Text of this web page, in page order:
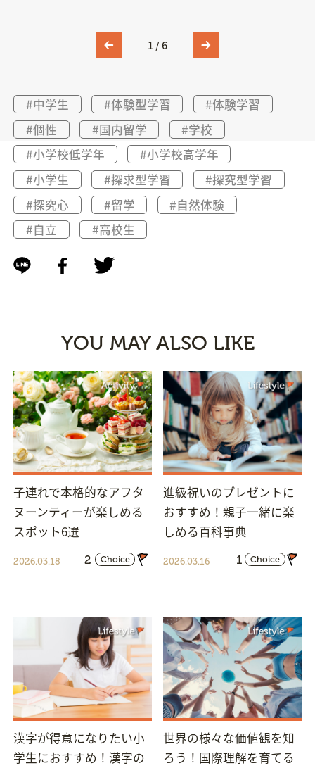
1 /6
#中学生 #体験型学習
#体験学習
#個性
#国内留学
#学校
#小学校低学年
#小学校高学年
#小学生
#探求型学習
#探究型学習
#探究心
#留学
#自然体験
#自立
#高校生
YOU MAY ALSO LIKE
子連れで本格的なアフタ
ヌーンティーが楽しめる
スポット6選
2026.03.18 2 Choice
進級祝いのプレゼントに
おすすめ！親子一緒に楽
しめる百科事典
2026.03.16 1 Choice
漢字が得意になりたい小
学生におすすめ！漢字の
世界の様々な価値観を知
ろう！国際理解を育てる